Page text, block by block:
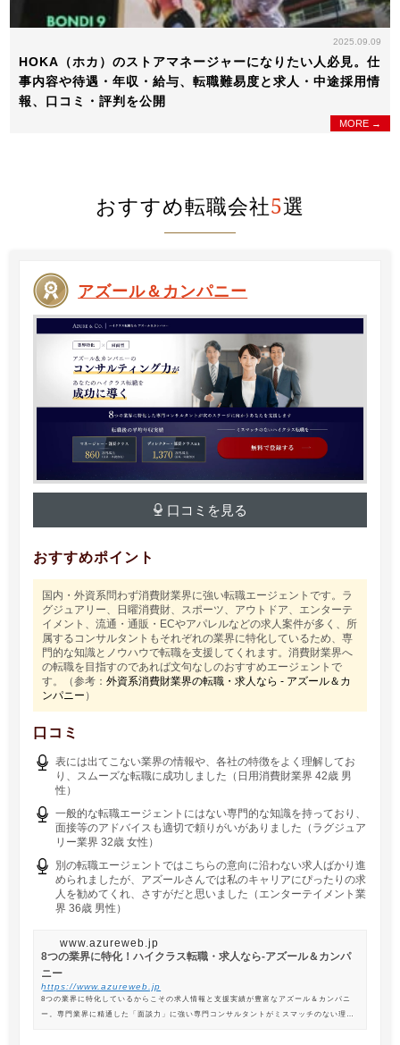
2025.09.09
HOKA（ホカ）のストアマネージャーになりたい人必見。仕
事内容や待遇・年収・給与、転職難易度と求人・中途採用情
報、口コミ・評判を公開
MORE →
おすすめ転職会社5選
アズール＆カンパニー
口コミを見る
おすすめポイント
国内・外資系問わず消費財業界に強い転職エージェントです。ラ
グジュアリー、日曜消費財、スポーツ、アウトドア、エンターテ
イメント、流通・通販・ECやアパレルなどの求人案件が多く、所
属するコンサルタントもそれぞれの業界に特化しているため、専
門的な知識とノウハウで転職を支援してくれます。消費財業界へ
の転職を目指すのであれば文句なしのおすすめエージェントで
す。（参考：外資系消費財業界の転職・求人なら - アズール＆カ
ンパニー ）
口コミ
表には出てこない業界の情報や、各社の特徴をよく理解してお
り、スムーズな転職に成功しました（日用消費財業界 42歳 男
性）
一般的な転職エージェントにはない専門的な知識を持っており、
面接等のアドバイスも適切で頼りがいがありました（ラグジュア
リー業界 32歳 女性）
別の転職エージェントではこちらの意向に沿わない求人ばかり進
められましたが、アズールさんでは私のキャリアにぴったりの求
人を勧めてくれ、さすがだと思いました（エンターテイメント業
界 36歳 男性）
www.azureweb.jp
8つの業界に特化！ハイクラス転職・求人なら-アズール＆カンパ
ニー
https://www.azureweb.jp
8つの業界に特化しているからこその求人情報と支援実績が豊富なアズール＆カンパニ
ー。専門業界に精通した「面談力」に強い専門コンサルタントがミスマッチのない理想